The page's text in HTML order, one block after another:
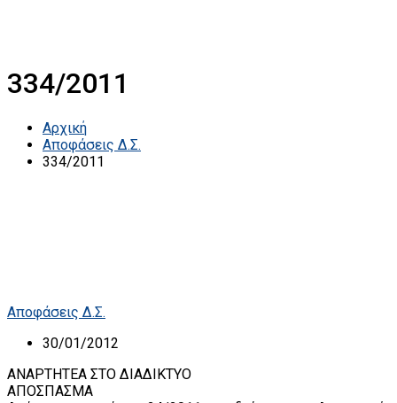
334/2011
Αρχική
Αποφάσεις Δ.Σ.
334/2011
Αποφάσεις Δ.Σ.
30/01/2012
ΑΝΑΡΤΗΤΕΑ ΣΤΟ ΔΙΑΔΙΚΤΥΟ
ΑΠΟΣΠΑΣΜΑ